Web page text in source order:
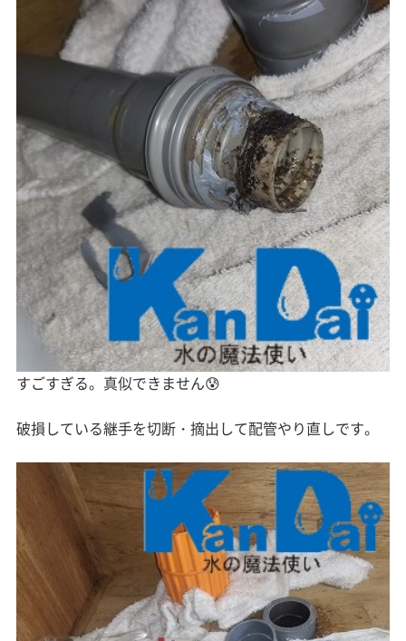
すごすぎる。真似できません😰
破損している継手を切断・摘出して配管やり直しです。